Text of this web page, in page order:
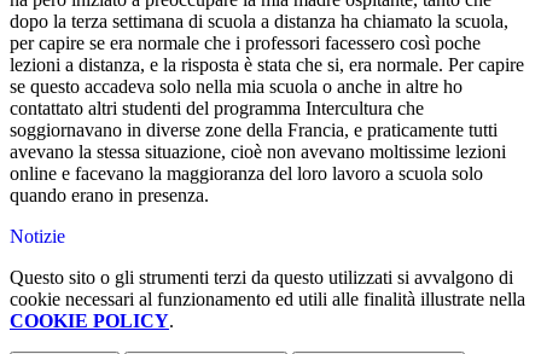
dopo la terza settimana di scuola a distanza ha chiamato la scuola,
per capire se era normale che i professori facessero così poche
lezioni a distanza, e la risposta è stata che si, era normale. Per capire
se questo accadeva solo nella mia scuola o anche in altre ho
contattato altri studenti del programma Intercultura che
soggiornavano in diverse zone della Francia, e praticamente tutti
avevano la stessa situazione, cioè non avevano moltissime lezioni
online e facevano la maggioranza del loro lavoro a scuola solo
quando erano in presenza.
Notizie
Questo sito o gli strumenti terzi da questo utilizzati si avvalgono di
cookie necessari al funzionamento ed utili alle finalità illustrate nella
COOKIE POLICY.